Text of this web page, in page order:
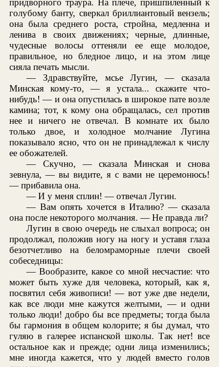
придворного траура. На плече, пришпиленный к
голубому банту, сверкал бриллиантовый вензель;
она была среднего роста, стройна, медленна и
ленива в своих движениях; черные, длинные,
чудесные волосы оттеняли ее еще молодое,
правильное, но бледное лицо, и на этом лице
сияла печать мысли.
— Здравствуйте, мсье Лугин, — сказала
Минская кому-то, — я устала... скажите что-
нибудь! — и она опустилась в широкое пате возле
камина; тот, к кому она обращалась, сел против
нее и ничего не отвечал. В комнате их было
только двое, и холодное молчание Лугина
показывало ясно, что он не принадлежал к числу
ее обожателей.
— Скучно, — сказала Минская и снова
зевнула, — вы видите, я с вами не церемонюсь!
— прибавила она.
— И у меня сплин! — отвечал Лугин.
— Вам опять хочется в Италию? — сказала
она после некоторого молчания. — Не правда ли?
Лугин в свою очередь не слыхал вопроса; он
продолжал, положив ногу на ногу и уставя глаза
безотчетливо на беломраморные плечи своей
собеседницы:
— Вообразите, какое со мной несчастие: что
может быть хуже для человека, который, как я,
посвятил себя живописи! — вот уже две недели,
как все люди мне кажутся желтыми, — и одни
только люди! добро бы все предметы; тогда была
бы гармония в общем колорите; я бы думал, что
гуляю в галерее испанской школы. Так нет! все
остальное как и прежде; одни лица изменились;
мне иногда кажется, что у людей вместо голов